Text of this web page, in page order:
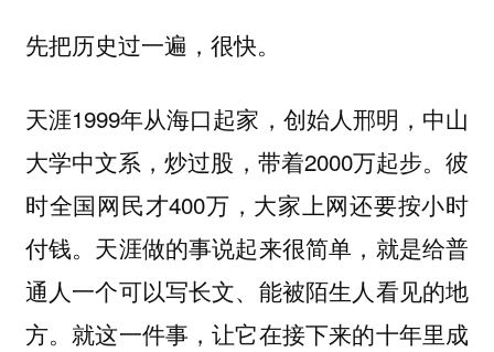
先把历史过一遍，很快。
天涯1999年从海口起家，创始人邢明，中山
大学中文系，炒过股，带着2000万起步。彼
时全国网民才400万，大家上网还要按小时
付钱。天涯做的事说起来很简单，就是给普
通人一个可以写长文、能被陌生人看见的地
方。就这一件事，让它在接下来的十年里成